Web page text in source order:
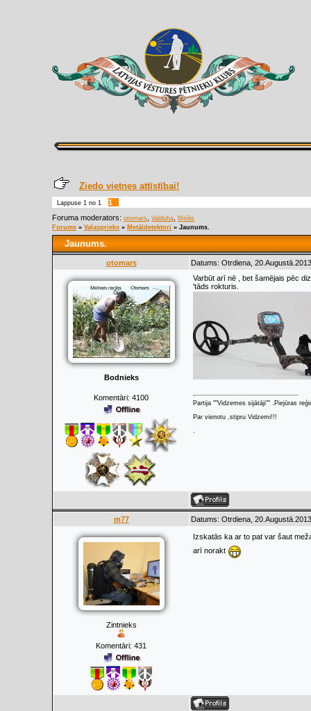
Ziedo vietnes attīstībai!
Lappuse 1 no 1
1
Foruma moderators: otomars Valduha
Meilis
Forums » Vaļasprieks » Metāldetektori » Jaunums.
Jaunums.
otomars Datums: Otrdiena,
Bodnieks
Komentāri: 4100
Varbūt arī nē , bet šamējais pēc
'tāds rokturis.
Partija ""Vidzemes sijātāji"" .Piejūras
Par vienotu ,stipru Vidzemi!!!
.
m77 Datums: Otrdiena,
Zintnieks
Komentāri: 431
Izskatās ka ar to pat var šaut
arī norakt